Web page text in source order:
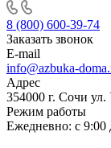
8 (800) 600-39-74
Заказать звонок
E-mail
info@azbuka-
Адрес
354000 г. Сочи ул.
Режим работы
Ежедневно: с 9:00